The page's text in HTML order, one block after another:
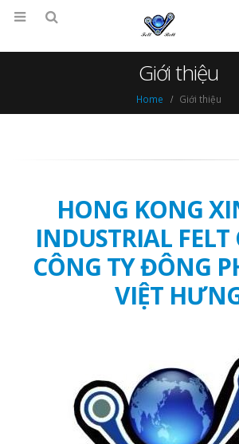
Giới thiệu
Home Giới thiệu
HONG KONG
INDUSTRIAL FELT
CÔNG TY ĐÔNG
VIỆT